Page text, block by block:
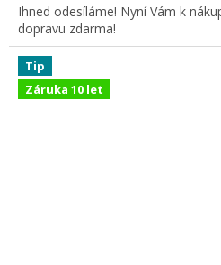
Ihned odesíláme! Nyní Vám k
dopravu zdarma!
Tip
Záruka 10 let